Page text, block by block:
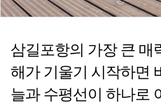
삼길포항의 가장 큰 매
해가 기울기 시작하면
늘과 수평선이 하나로